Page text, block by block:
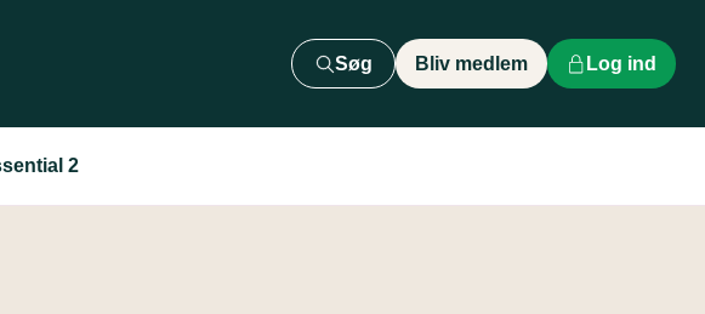
Søg Bliv medlem Log ind
2